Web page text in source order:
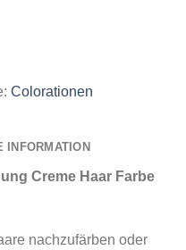
Colorationen
INFORMATION
Creme Haar Farbe
nachzufärben oder